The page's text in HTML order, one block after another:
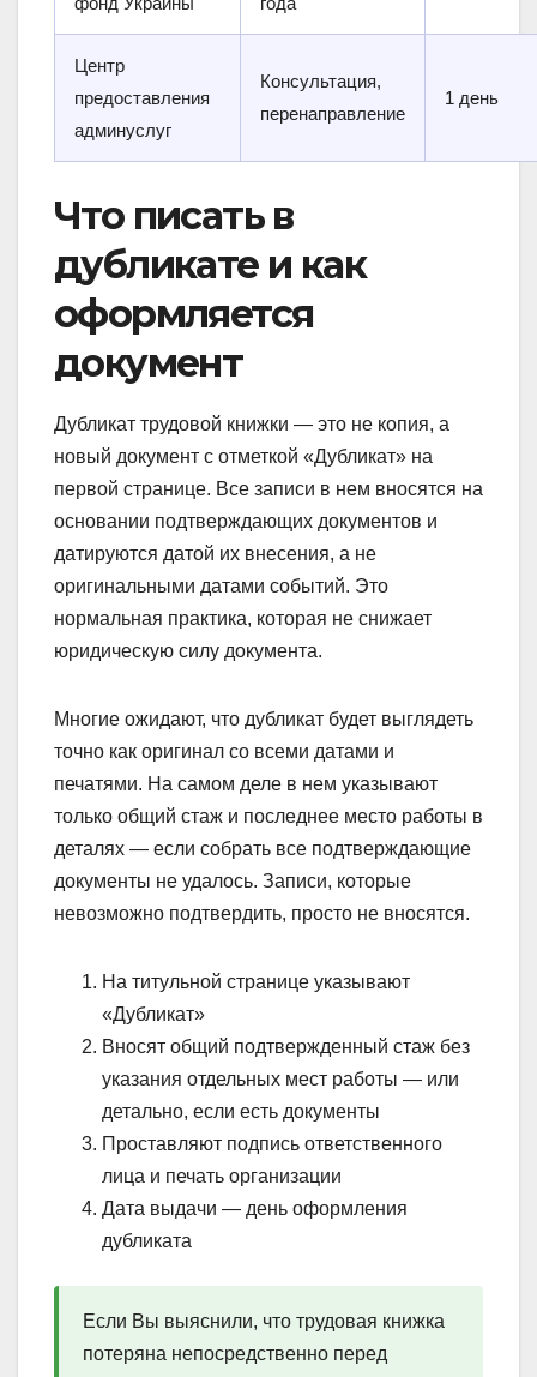
Центр
предоставления
админуслуг
Консультация,
перенаправление
1 день
Что писать в
дубликате и как
оформляется
документ
Дубликат трудовой книжки — это не копия, а
новый документ с отметкой «Дубликат» на
первой странице. Все записи в нем вносятся на
основании подтверждающих документов и
датируются датой их внесения, а не
оригинальными датами событий. Это
нормальная практика, которая не снижает
юридическую силу документа.
Многие ожидают, что дубликат будет выглядеть
точно как оригинал со всеми датами и
печатями. На самом деле в нем указывают
только общий стаж и последнее место работы в
деталях — если собрать все подтверждающие
документы не удалось. Записи, которые
невозможно подтвердить, просто не вносятся.
На титульной странице указывают
«Дубликат»
Вносят общий подтвержденный стаж без
указания отдельных мест работы — или
детально, если есть документы
Проставляют подпись ответственного
лица и печать организации
Дата выдачи — день оформления
дубликата
Если Вы выяснили, что трудовая книжка
потеряна непосредственно перед